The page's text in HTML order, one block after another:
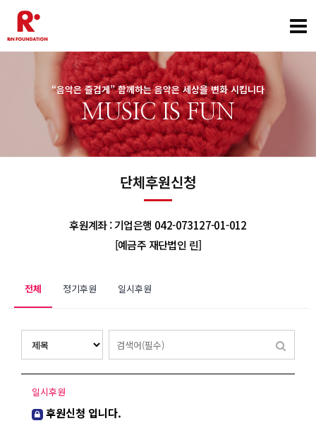
“음악은 즐겁게” 함께하는 음악은 세상을 변화 시킵니다
MUSIC IS FUN
단체후원신청
후원계좌 : 기업은행 042-073127-01-012
[예금주 재단법인 린]
전체 정기후원 일시후원
일시후원
후원신청 입니다.